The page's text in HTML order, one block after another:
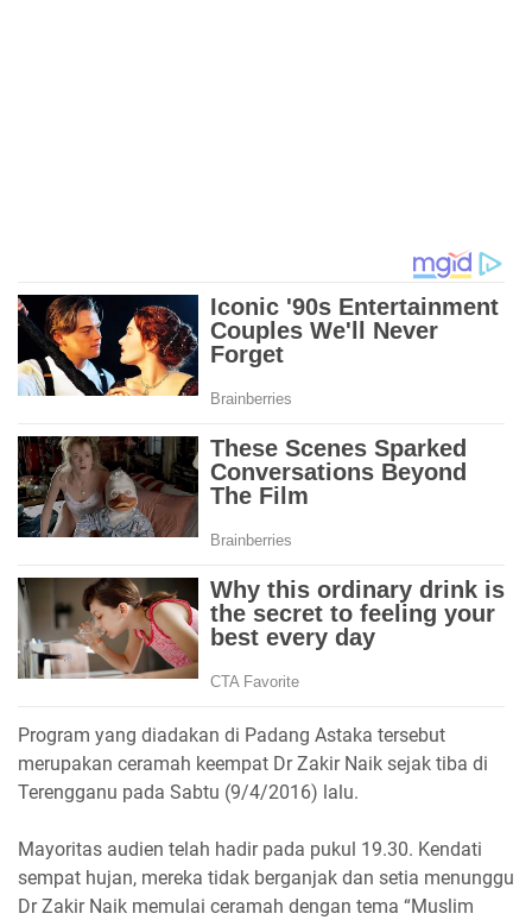
Program yang diadakan di Padang Astaka tersebut
merupakan ceramah keempat Dr Zakir Naik sejak tiba di
Terengganu pada Sabtu (9/4/2016) lalu.
Mayoritas audien telah hadir pada pukul 19.30. Kendati
sempat hujan, mereka tidak berganjak dan setia menunggu
Dr Zakir Naik memulai ceramah dengan tema “Muslim